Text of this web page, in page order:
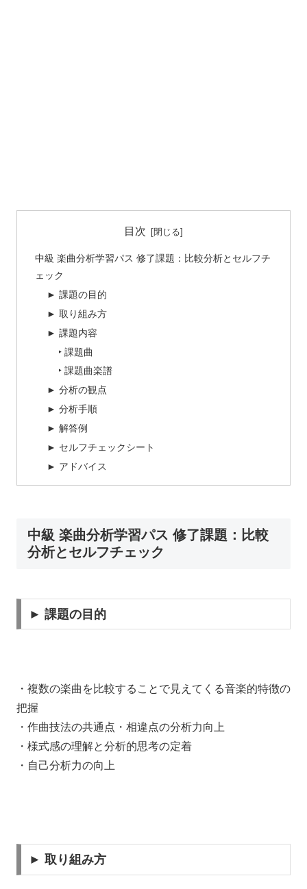
目次
中級 楽曲分析学習パス 修了課題：比較分析とセルフチ
ェック
► 課題の目的
► 取り組み方
► 課題内容
‣ 課題曲
‣ 課題曲楽譜
► 分析の観点
► 分析手順
► 解答例
► セルフチェックシート
► アドバイス
中級 楽曲分析学習パス 修了課題：比較
分析とセルフチェック
► 課題の目的
・複数の楽曲を比較することで見えてくる音楽的特徴の
把握
・作曲技法の共通点・相違点の分析力向上
・様式感の理解と分析的思考の定着
・自己分析力の向上
► 取り組み方